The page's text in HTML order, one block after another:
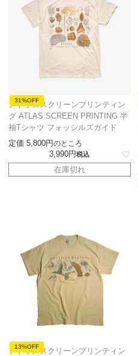
31%OFF
アトラススクリーンプリンティン
グ ATLAS SCREEN PRINTING 半
袖Tシャツ フォッシルズガイド
定価 5,800 のところ
3,990 税込
在庫切れ
13%OFF
アトラススクリーンプリンティン